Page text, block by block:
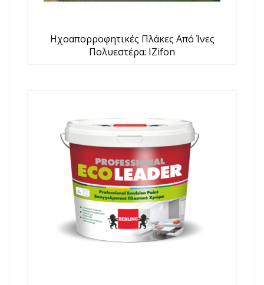
Hχοαπορροφητικές Πλάκες Από Ίνες
Πολυεστέρα: IZifon